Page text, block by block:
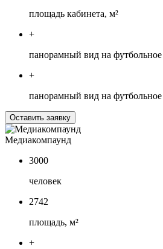
площадь кабинета, м²
+
панорамный вид на
+
панорамный вид на
Оставить заявку
Медиакомпаунд
3000
человек
2742
площадь, м²
+